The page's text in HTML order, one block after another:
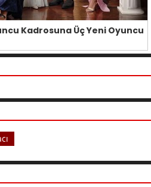
Kadrosuna Üç Yeni Oyuncu